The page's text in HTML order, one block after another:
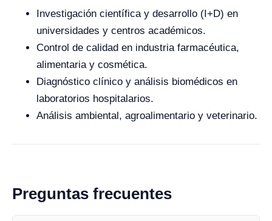
Investigación científica y desarrollo (I+D) en
universidades y centros académicos.
Control de calidad en industria farmacéutica,
alimentaria y cosmética.
Diagnóstico clínico y análisis biomédicos en
laboratorios hospitalarios.
Análisis ambiental, agroalimentario y veterinario.
Preguntas frecuentes